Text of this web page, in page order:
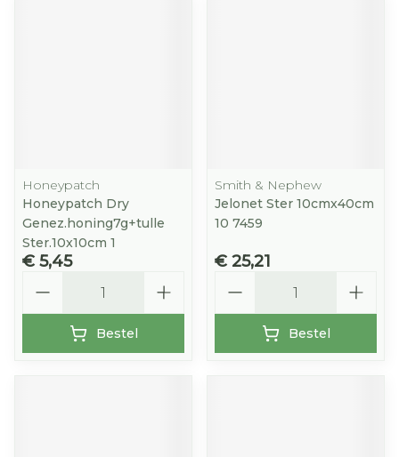
Honeypatch
Honeypatch Dry
Genez.honing7g+tulle
Ster.10x10cm 1
€ 5,45
Bestel
Smith & Nephew
Jelonet Ster 10cmx40cm
10 7459
€ 25,21
Bestel